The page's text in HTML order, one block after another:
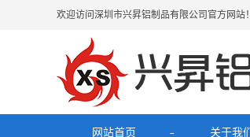
欢迎访问深圳市兴昇铝制品有限公司官方网站！
网站首页 关于我们